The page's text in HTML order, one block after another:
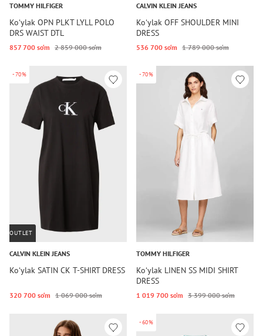
TOMMY HILFIGER
Koʻylak OPN PLKT LYLL POLO
DRS WAIST DTL
857 700 so‘m 2 859 000 so‘m
CALVIN KLEIN JEANS
Koʻylak OFF SHOULDER MINI
DRESS
536 700 so‘m 1 789 000 so‘m
-70%
OUTLET
CALVIN KLEIN JEANS
Koʻylak SATIN CK T-SHIRT DRESS
320 700 so‘m 1 069 000 so‘m
-70%
TOMMY HILFIGER
Koʻylak LINEN SS MIDI SHIRT
DRESS
1 019 700 so‘m 3 399 000 so‘m
-60%